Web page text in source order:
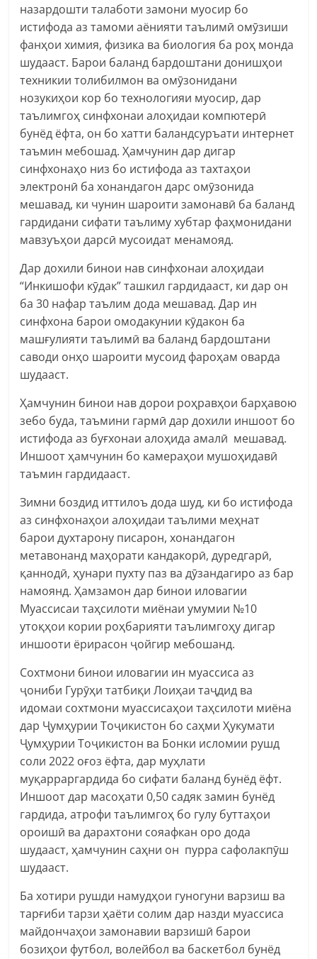
назардошти талаботи замони муосир бо
истифода аз тамоми аёнияти таълимӣ омӯзиши
фанҳои химия, физика ва биология ба роҳ монда
шудааст. Барои баланд бардоштани донишҳои
техникии толибилмон ва омӯзонидани
нозукиҳои кор бо технологияи муосир, дар
таълимгоҳ синфхонаи алоҳидаи компютерӣ
бунёд ёфта, он бо хатти баландсуръати интернет
таъмин мебошад. Ҳамчунин дар дигар
синфхонаҳо низ бо истифода аз тахтаҳои
электронӣ ба хонандагон дарс омӯзонида
мешавад, ки чунин шароити замонавӣ ба баланд
гардидани сифати таълиму хубтар фаҳмонидани
мавзуъҳои дарсӣ мусоидат менамояд.
Дар дохили бинои нав синфхонаи алоҳидаи
“Инкишофи кӯдак” ташкил гардидааст, ки дар он
ба 30 нафар таълим дода мешавад. Дар ин
синфхона барои омодакунии кӯдакон ба
машғулияти таълимӣ ва баланд бардоштани
саводи онҳо шароити мусоид фароҳам оварда
шудааст.
Ҳамчунин бинои нав дорои роҳравҳои барҳавою
зебо буда, таъмини гармӣ дар дохили иншоот бо
истифода аз буғхонаи алоҳида амалӣ мешавад.
Иншоот ҳамчунин бо камераҳои мушоҳидавӣ
таъмин гардидааст.
Зимни боздид иттилоъ дода шуд, ки бо истифода
аз синфхонаҳои алоҳидаи таълими меҳнат
барои духтарону писарон, хонандагон
метавонанд маҳорати кандакорӣ, дуредгарӣ,
қаннодӣ, ҳунари пухту паз ва дӯзандагиро аз бар
намоянд. Ҳамзамон дар бинои иловагии
Муассисаи таҳсилоти миёнаи умумии №10
утоқҳои кории роҳбарияти таълимгоҳу дигар
иншооти ёрирасон ҷойгир мебошанд.
Сохтмони бинои иловагии ин муассиса аз
ҷониби Гурӯҳи татбиқи Лоиҳаи таҷдид ва
идомаи сохтмони муассисаҳои таҳсилоти миёна
дар Ҷумҳурии Тоҷикистон бо саҳми Ҳукумати
Ҷумҳурии Тоҷикистон ва Бонки исломии рушд
соли 2022 оғоз ёфта, дар муҳлати
муқарраргардида бо сифати баланд бунёд ёфт.
Иншоот дар масоҳати 0,50 садяк замин бунёд
гардида, атрофи таълимгоҳ бо гулу буттаҳои
ороишӣ ва дарахтони сояафкан оро дода
шудааст, ҳамчунин саҳни он пурра сафолакпӯш
шудааст.
Ба хотири рушди намудҳои гуногуни варзиш ва
тарғиби тарзи ҳаёти солим дар назди муассиса
майдончаҳои замонавии варзишӣ барои
бозиҳои футбол, волейбол ва баскетбол бунёд